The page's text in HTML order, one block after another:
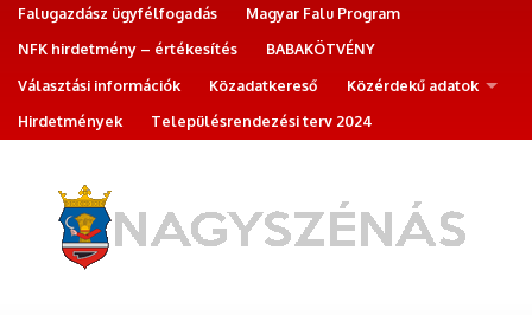
Falugazdász ügyfélfogadás
Magyar Falu Program
NFK hirdetmény – értékesítés
BABAKÖTVÉNY
Választási információk
Közadatkereső
Közérdekű adatok
Hirdetmények
Településrendezési terv 2024